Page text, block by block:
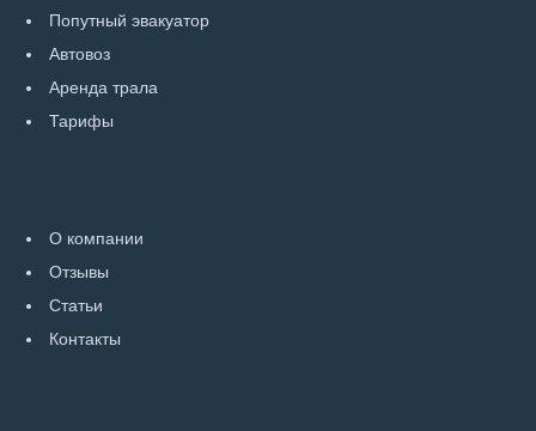
Попутный эвакуатор
Автовоз
Аренда трала
Тарифы
О компании
Отзывы
Статьи
Контакты